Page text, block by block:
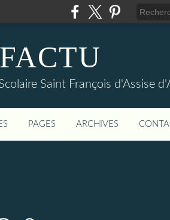
Saint François d'Assise
PAGES ARCHIVES